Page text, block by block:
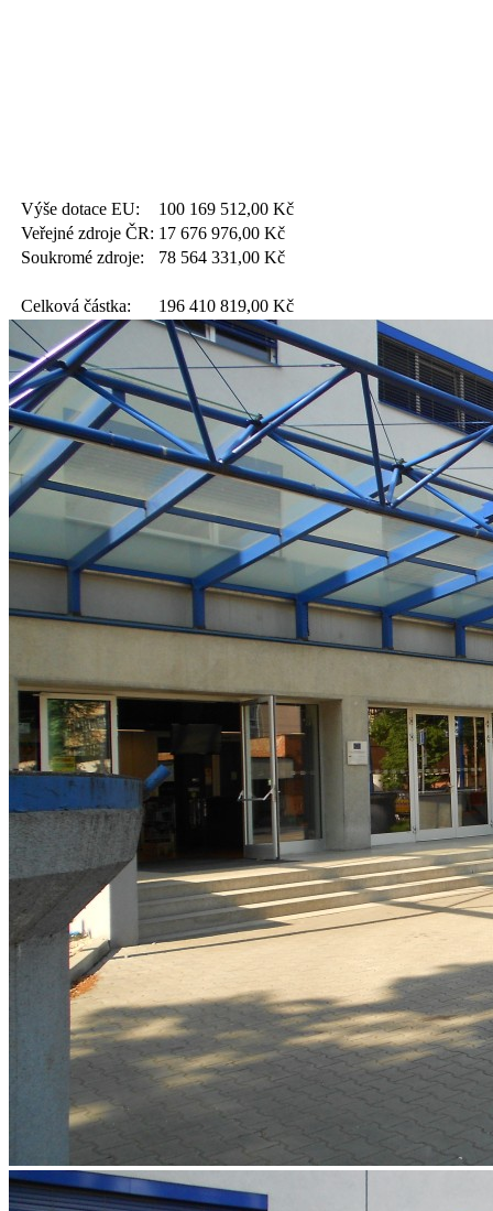
Výše dotace EU: 100 169 512,00 Kč
Veřejné zdroje ČR: 17 676 976,00 Kč
Soukromé zdroje:
78 564 331,00 Kč
Celková částka: 196 410 819,00 Kč